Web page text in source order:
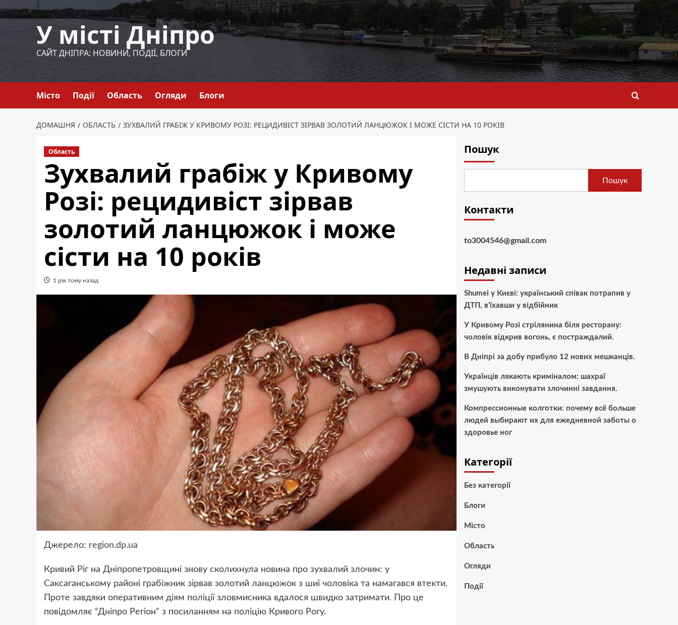
до
У місті Дніпро
САЙТ ДНІПРА: НОВИНИ, ПОДІЇ, БЛОГИ
Місто Події Область Огляди Блоги
ДОМАШНЯ ОБЛАСТЬ ЗУХВАЛИЙ ГРАБІЖ У КРИВОМУ РОЗІ: РЕЦИДИВІСТ ЗІРВАВ ЗОЛОТИЙ ЛАНЦЮЖОК І МОЖЕ СІСТИ НА 10 РОКІВ
Область
Зухвалий грабіж у Кривому
Розі: рецидивіст зірвав
золотий ланцюжок і може
сісти на 10 років
1 рік тому назад
Джерело: region.dp.ua
Кривий Ріг на Дніпропетровщині знову сколихнула новина про зухвалий злочин: у
Саксаганському районі грабіжник зірвав золотий ланцюжок з шиї чоловіка та намагався втекти.
Проте завдяки оперативним діям поліції зловмисника вдалося швидко затримати. Про це
повідомляє “Дніпро Регіон” з посиланням на поліцію Кривого Рогу.
Пошук
Пошук
Контакти
to3004546@gmail.com
Недавні записи
Shumei у Києві: український співак потрапив у
ДТП, в’їхавши у відбійник
У Кривому Розі стрілянина біля ресторану:
чоловік відкрив вогонь, є постраждалий.
В Дніпрі за добу прибуло 12 нових мешканців.
Українців лякають криміналом: шахраї
змушують виконувати злочинні завдання.
Компрессионные колготки: почему всё больше
людей выбирают их для ежедневной заботы о
здоровье ног
Категорії
Без категорії
Блоги
Місто
Область
Огляди
Події